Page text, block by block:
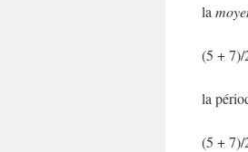
la
(5 + 7)/
la
(5 + 7)/